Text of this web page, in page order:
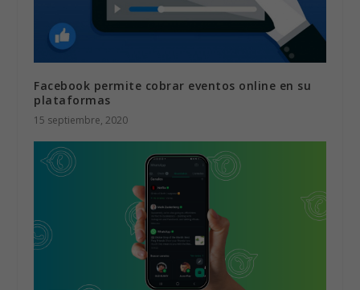
Facebook permite cobrar eventos online en su
plataformas
15 septiembre, 2020